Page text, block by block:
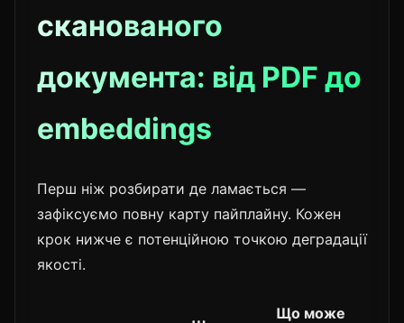
сканованого
документа: від PDF до
embeddings
Перш ніж розбирати де ламається —
зафіксуємо повну карту пайплайну. Кожен
крок нижче є потенційною точкою деградації
якості.
Що може